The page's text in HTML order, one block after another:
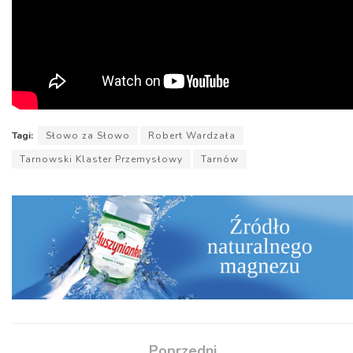
Tagi: Słowo za Słowo
Robert Wardzała
Tarnowski Klaster Przemysłowy
Tarnów